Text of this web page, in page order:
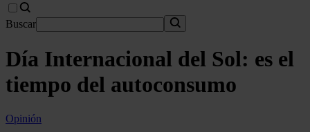
Buscar
Día Internacional del Sol: es el
tiempo del autoconsumo
Opinión